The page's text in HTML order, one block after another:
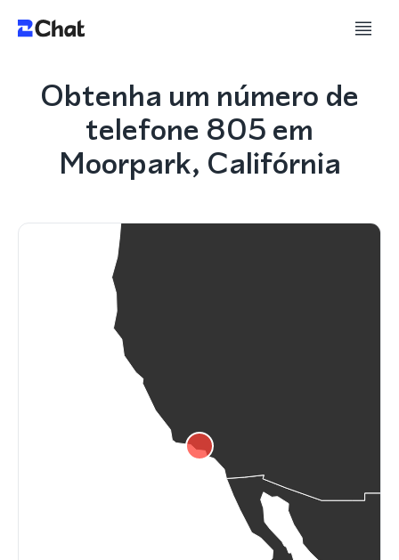
Obtenha um número de
telefone 805 em
Moorpark, Califórnia